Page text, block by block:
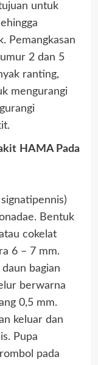
untuk
Pemangkasan
2 dan 5
ranting,
mengurangi
HAMA Pada
Bentuk
cokelat
6 – 7 mm.
bagian
berwarna
0,5 mm.
keluar dan
Pupa
pada